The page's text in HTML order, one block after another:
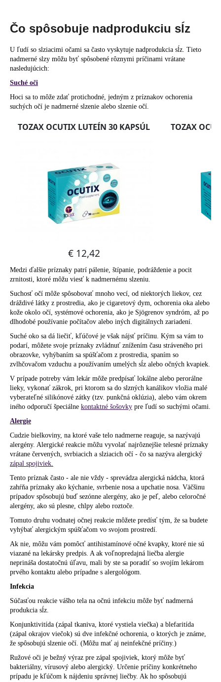
Čo spôsobuje nadprodukciu sĺz
U ľudí so slziacimi očami sa často vyskytuje nadprodukcia sĺz. Tieto
nadmerné slzy môžu byť spôsobené rôznymi príčinami vrátane
nasledujúcich:
Suché oči
Hoci sa to môže zdať protichodné, jedným z príznakov ochorenia
suchých očí je nadmerné slzenie alebo slzenie očí.
Medzi ďalšie príznaky patrí pálenie, štípanie, podráždenie a pocit
zrnitosti, ktoré môžu viesť k nadmernému slzeniu.
Suchosť očí môže spôsobovať mnoho vecí, od niektorých liekov, cez
dráždivé látky z prostredia, ako je cigaretový dym, ochorenia oka alebo
kože okolo očí, systémové ochorenia, ako je Sjögrenov syndróm, až po
dlhodobé používanie počítačov alebo iných digitálnych zariadení.
Suché oko sa dá liečiť, kľúčové je však nájsť príčinu. Kým sa vám to
podarí, môžete svoje príznaky zvládnuť znížením času stráveného pri
obrazovke, vyhýbaním sa spúšťačom z prostredia, spaním so
zvlhčovačom vzduchu a používaním umelých sĺz alebo očných kvapiek.
V prípade potreby vám lekár môže predpísať lokálne alebo perorálne
lieky, vykonať zákrok, pri ktorom sa do slzných kanálikov vložia malé
vyberateľné silikónové zátky (tzv. punkčná oklúzia), alebo vám okrem
iného odporučí špeciálne kontaktné šošovky pre ľudí so suchými očami.
Alergie
Cudzie bielkoviny, na ktoré vaše telo nadmerne reaguje, sa nazývajú
alergény. Alergické reakcie môžu vyvolať najrôznejšie telesné príznaky
vrátane červených, svrbiacich a slziacich očí - čo sa nazýva alergický
zápal spojiviek.
Tento príznak často - ale nie vždy - sprevádza alergická nádcha, ktorá
zahŕňa príznaky ako kýchanie, svrbenie nosa a upchatie nosa. Väčšinu
prípadov spôsobujú buď sezónne alergény, ako je peľ, alebo celoročné
alergény, ako sú plesne, chlpy alebo roztoče.
Tomuto druhu vodnatej očnej reakcie môžete predísť tým, že sa budete
vyhýbať alergickým spúšťačom vo svojom prostredí.
Ak nie, môžu vám pomôcť antihistamínové očné kvapky, ktoré nie sú
viazané na lekársky predpis. A ak voľnopredajná liečba alergie
neprináša dostatočnú úľavu, mali by ste sa poradiť so svojím lekárom
prvého kontaktu alebo prípadne s alergológom.
Infekcia
Súčasťou reakcie vášho tela na očnú infekciu môže byť nadmerná
produkcia sĺz.
Konjunktivitída (zápal tkaniva, ktoré vystiela viečka) a blefaritída
(zápal okrajov viečok) sú dve infekčné ochorenia, o ktorých je známe,
že spôsobujú slzenie očí. (Môžu mať aj neinfekčné príčiny.)
Ružové oči je bežný výraz pre zápal spojiviek, ktorý môže byť
bakteriálny, vírusový alebo alergický. Určenie príčiny konkrétneho
prípadu je kľúčom k nájdeniu správnej liečby. Ak ho spôsobujú